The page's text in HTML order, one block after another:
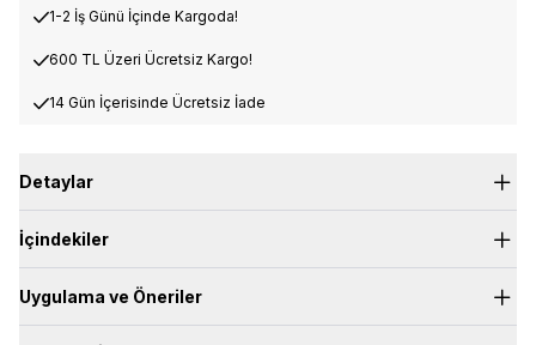
1-2 İş Günü İçinde Kargoda!
600 TL Üzeri Ücretsiz Kargo!
14 Gün İçerisinde Ücretsiz İade
Detaylar
Seçiciliğe ve derinliğe değer veren niş koku tutkunları için
özenle tasarlanmıştır.
İçindekiler
Uygulama ve Öneriler